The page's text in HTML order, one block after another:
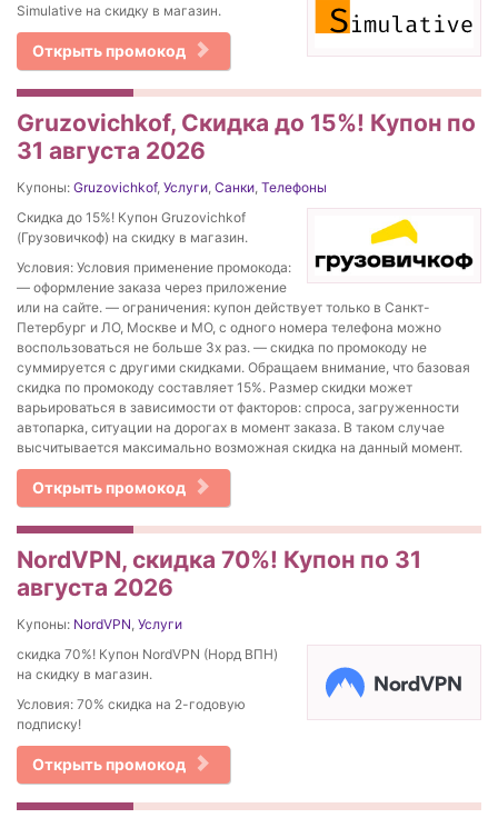
Simulative на скидку в магазин.
Открыть промокод
Gruzovichkof, Скидка до 15%! Купон по
31 августа 2026
Купоны: Gruzovichkof, Услуги, Санки, Телефоны
Скидка до 15%! Купон Gruzovichkof
(Грузовичкоф) на скидку в магазин.
Условия: Условия применение промокода:
— оформление заказа через приложение
или на сайте. — ограничения: купон действует только в Санкт-
Петербург и ЛО, Москве и МО, с одного номера телефона можно
воспользоваться не больше 3х раз. — скидка по промокоду не
суммируется с другими скидками. Обращаем внимание, что базовая
скидка по промокоду составляет 15%. Размер скидки может
варьироваться в зависимости от факторов: спроса, загруженности
автопарка, ситуации на дорогах в момент заказа. В таком случае
высчитывается максимально возможная скидка на данный момент.
Открыть промокод
NordVPN, скидка 70%! Купон по 31
августа 2026
Купоны: NordVPN, Услуги
скидка 70%! Купон NordVPN (Норд ВПН)
на скидку в магазин.
Условия: 70% скидка на 2-годовую
подписку!
Открыть промокод